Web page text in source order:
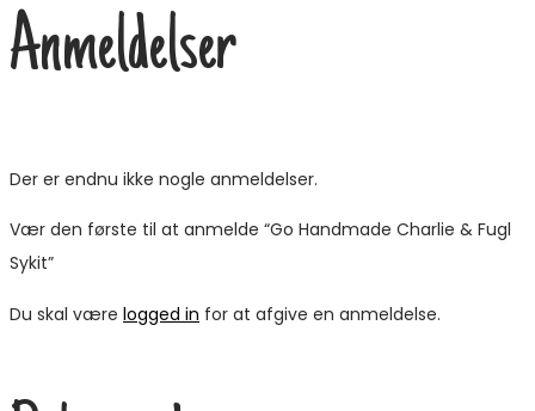
Anmeldelser
Der er endnu ikke nogle anmeldelser.
Vær den første til at anmelde “Go Handmade Charlie & Fugl
Sykit”
Du skal være logged in for at afgive en anmeldelse.